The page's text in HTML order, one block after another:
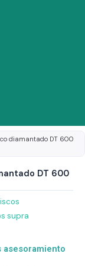
diamantado DT 600
DT 600
supra
asesoramiento